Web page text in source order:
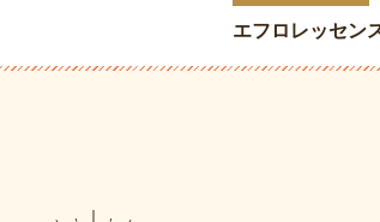
エフロレッセン